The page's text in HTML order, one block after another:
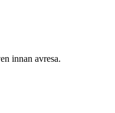
innan avresa.